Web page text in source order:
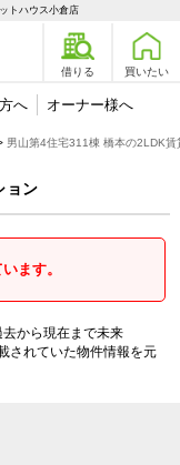
借りる 買いたい
へ オーナー様へ
トハウス小倉店
男山第4住宅311棟 橋本の2LDK賃
ョン
ます。
から現在まで未来
されていた物件情報を元